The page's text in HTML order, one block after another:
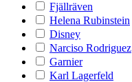
Fjällräven
Helena Rubinstein
Disney
Narciso Rodriguez
Garnier
Karl Lagerfeld